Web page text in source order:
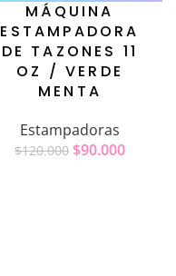
MÁQUINA
ESTAMPADORA
DE TAZONES 11
OZ / VERDE
MENTA
Estampadoras
$120.000 $90.000